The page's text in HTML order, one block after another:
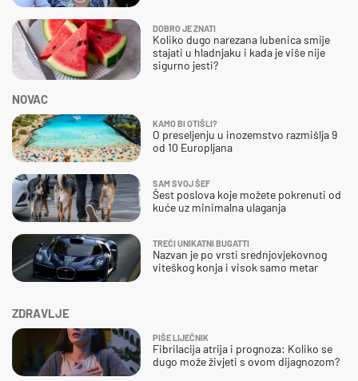
ZDRAVLJE
PIŠE LIJEČNIK
Fibrilacija atrija i prognoza: Koliko se
dugo može živjeti s ovom dijagnozom?
NOVAC
KAMO BI OTIŠLI?
O preseljenju u inozemstvo razmišlja 9
od 10 Europljana
SAM SVOJ ŠEF
Šest poslova koje možete pokrenuti od
kuće uz minimalna ulaganja
TREĆI UNIKATNI BUGATTI
Nazvan je po vrsti srednjovjekovnog
viteškog konja i visok samo metar
DOBRO JE ZNATI
Koliko dugo narezana lubenica smije
stajati u hladnjaku i kada je više nije
sigurno jesti?